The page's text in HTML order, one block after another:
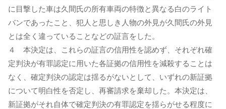
に目撃した車は久間氏の所有車両の特徴と異なる白のライト
バンであったこと、犯人と思しき人物の外見が久間氏の外見
とは全く違っていることなどの証言をした。
４ 本決定は、これらの証言の信用性を認めず、それぞれ確
定判決が有罪認定に用いた各証拠の信用性を減殺することは
なく、確定判決の認定は揺るがないとして、いずれの新証拠
について明白性を否定し、再審請求を棄却した。本決定は、
新証拠がそれ自体で確定判決の有罪認定を揺らがせる程度に